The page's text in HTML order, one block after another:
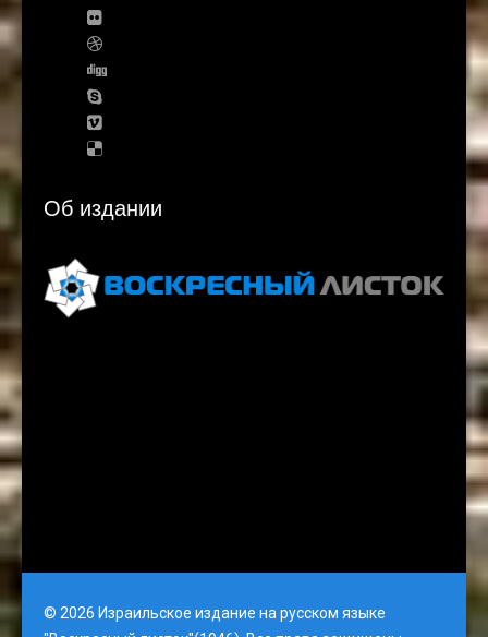
Об издании
© 2026 Израильское издание на русском языке